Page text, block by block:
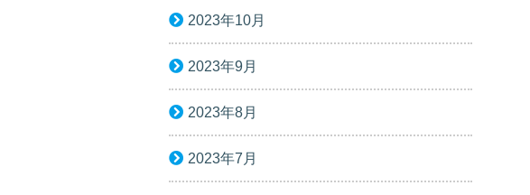
2023年10月
2023年9月
2023年8月
2023年7月